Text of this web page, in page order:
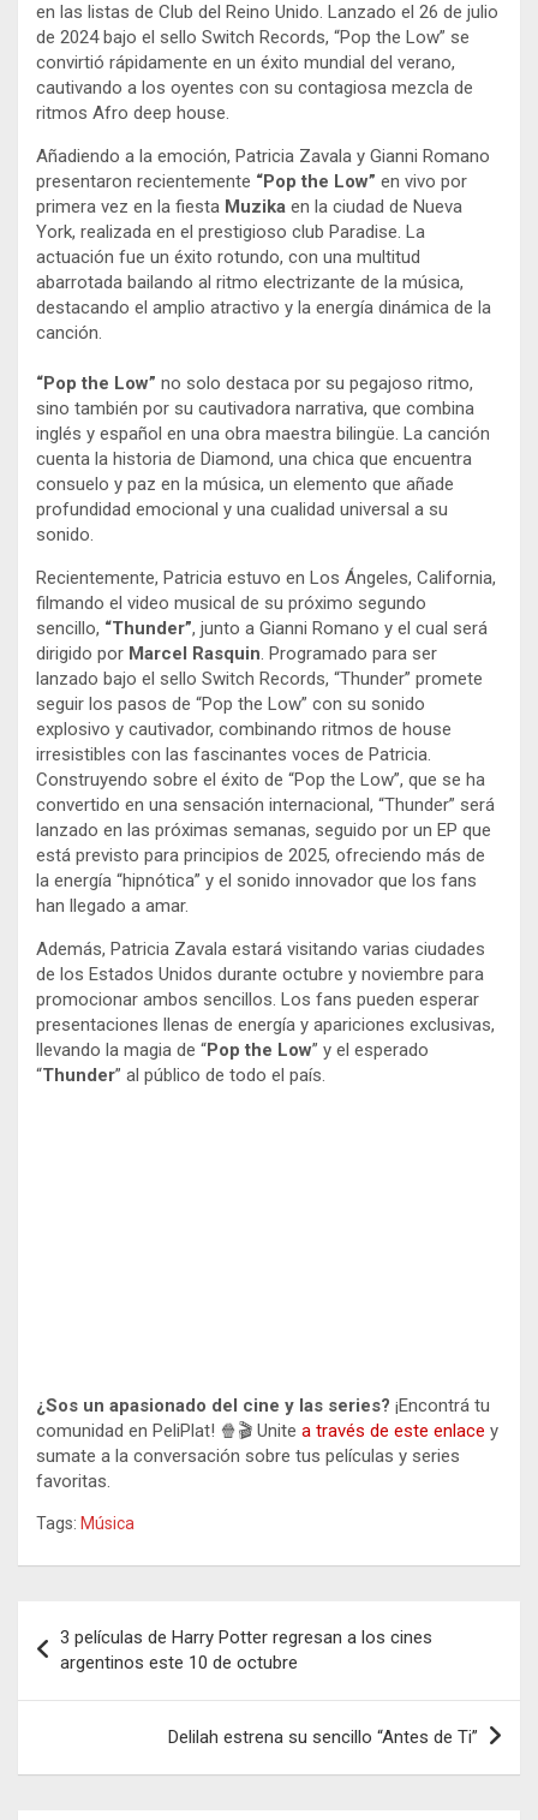
en las listas de Club del Reino Unido. Lanzado el 26 de julio
de 2024 bajo el sello Switch Records, “Pop the Low” se
convirtió rápidamente en un éxito mundial del verano,
cautivando a los oyentes con su contagiosa mezcla de
ritmos Afro deep house.
Añadiendo a la emoción, Patricia Zavala y Gianni Romano
presentaron recientemente “Pop the Low” en vivo por
primera vez en la fiesta Muzika en la ciudad de Nueva
York, realizada en el prestigioso club Paradise. La
actuación fue un éxito rotundo, con una multitud
abarrotada bailando al ritmo electrizante de la música,
destacando el amplio atractivo y la energía dinámica de la
canción.
“Pop the Low” no solo destaca por su pegajoso ritmo,
sino también por su cautivadora narrativa, que combina
inglés y español en una obra maestra bilingüe. La canción
cuenta la historia de Diamond, una chica que encuentra
consuelo y paz en la música, un elemento que añade
profundidad emocional y una cualidad universal a su
sonido.
Recientemente, Patricia estuvo en Los Ángeles, California,
filmando el video musical de su próximo segundo
sencillo, “Thunder”, junto a Gianni Romano y el cual será
dirigido por Marcel Rasquin. Programado para ser
lanzado bajo el sello Switch Records, “Thunder” promete
seguir los pasos de “Pop the Low” con su sonido
explosivo y cautivador, combinando ritmos de house
irresistibles con las fascinantes voces de Patricia.
Construyendo sobre el éxito de “Pop the Low”, que se ha
convertido en una sensación internacional, “Thunder” será
lanzado en las próximas semanas, seguido por un EP que
está previsto para principios de 2025, ofreciendo más de
la energía “hipnótica” y el sonido innovador que los fans
han llegado a amar.
Además, Patricia Zavala estará visitando varias ciudades
de los Estados Unidos durante octubre y noviembre para
promocionar ambos sencillos. Los fans pueden esperar
presentaciones llenas de energía y apariciones exclusivas,
llevando la magia de “Pop the Low” y el esperado
“Thunder” al público de todo el país.
¿Sos un apasionado del cine y las series? ¡Encontrá tu
comunidad en PeliPlat! 🍿🎬 Unite a través de este enlace y
sumate a la conversación sobre tus películas y series
favoritas.
Tags: Música
de
entradas
3 películas de Harry Potter regresan a los cines
argentinos este 10 de octubre
Delilah estrena su sencillo “Antes de Ti”